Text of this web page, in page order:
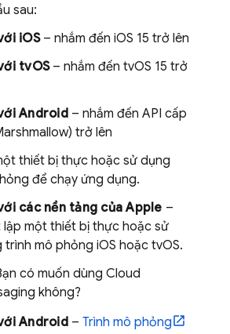
sau:
iOS– nhắm đến iOS 15 trở lên
tvOS– nhắm đến tvOS 15 trở
Android– nhắm đến API cấp
trở lên
thiết bị thực hoặc sử dụng
để chạy ứng dụng.
các nền tảng của Apple –
lập một thiết bị thực hoặc sử
trình mô phỏng iOS hoặc tvOS.
có muốn dùng Cloud
không?
Android– Trình mô phỏng